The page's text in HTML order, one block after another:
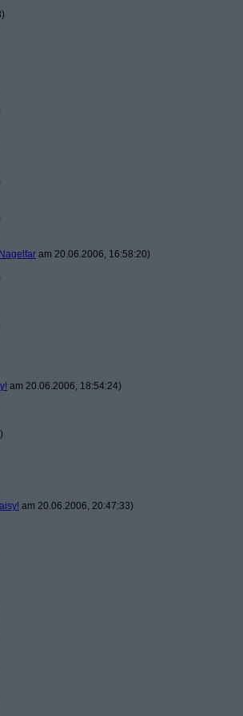
Nagelfar am 20.06.2006, 16:58:20)
am 20.06.2006, 18:54:24)
am 20.06.2006, 20:47:33)